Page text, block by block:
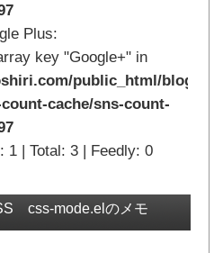
Plus:
key "Google+" in
public_html/
cache/sns-count-
1 | Total: 3 | Feedly: 0
css-mode.elのメモ